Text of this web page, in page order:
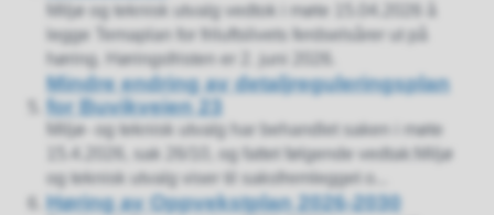
Miljø og teknisk utvalg vedtok i møte 15.04.2026 å
legge Temaplan for friluftslivets ferdselsårer ut på
høring. Høringsfristen er 2. juni 2026.
Mindre endring av detaljreguleringsplan
for Buvikveien 23
Miljø- og teknisk utvalg har behandlet saken i møte
15.4.2026, sak 26/10, og fattet følgende vedtak:Miljø
og teknisk utvalg viser til saksfremlegget o...
Høring av Oppvekstplan 2026-2030